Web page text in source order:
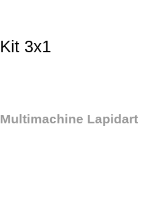
Kit 3x1
Multimachine Lapidart